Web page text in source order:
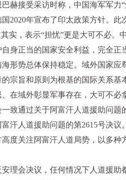
赫接受采访时称，中国海军军
2020年宣布了印太政策方针。
实，表示“担忧”更是大可不必
身正当的国家安全利益，完全
形势总体保持稳定。域外国家
宗旨和原则为根基的国际关系
在域外彰显军事存在，大可不必
致通过关于阿富汗人道援助问题
汗人道援助问题的第2615号决议。
度关注阿富汗人道局势，以多
理会决议，任何情况下人道援